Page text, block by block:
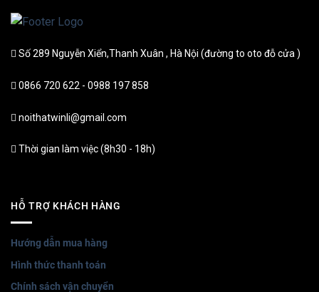
Số 289 Nguyễn Xiển,Thanh Xuân , Hà Nội (đường to oto đỗ cửa )
0866 720 622 - 0988 197 858
noithatwinli@gmail.com
Thời gian làm việc (8h30 - 18h)
HỖ TRỢ KHÁCH HÀNG
Hướng dẫn mua hàng
Hình thức thanh toán
Chính sách vận chuyển